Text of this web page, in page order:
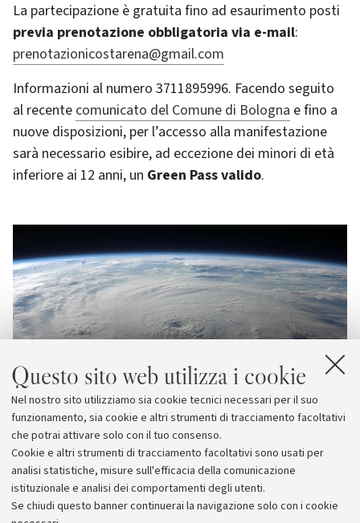
Questo sito web utilizza i cookie
Nel nostro sito utilizziamo sia cookie tecnici necessari per il suo
funzionamento, sia cookie e altri strumenti di tracciamento facoltativi
che potrai attivare solo con il tuo consenso.
Cookie e altri strumenti di tracciamento facoltativi sono usati per
analisi statistiche, misure sull'efficacia della comunicazione
istituzionale e analisi dei comportamenti degli utenti.
Se chiudi questo banner continuerai la navigazione solo con i cookie
La partecipazione è gratuita fino ad esaurimento posti
previa prenotazione obbligatoria via e-mail:
prenotazionicostarena@gmail.com
Informazioni al numero 3711895996. Facendo seguito
al recente comunicato del Comune di Bologna e fino a
nuove disposizioni, per l’accesso alla manifestazione
sarà necessario esibire, ad eccezione dei minori di età
inferiore ai 12 anni, un Green Pass valido.